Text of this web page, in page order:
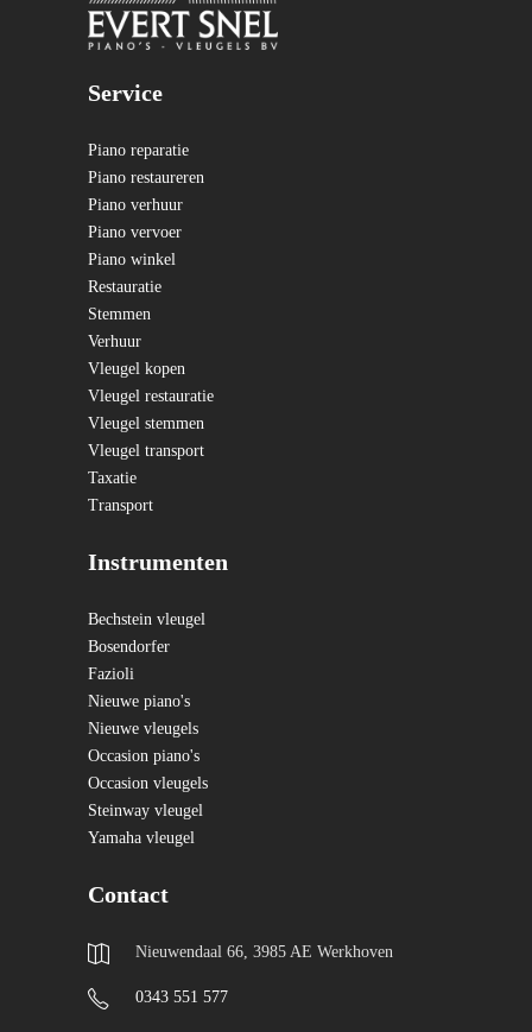
Service
Piano reparatie
Piano restaureren
Piano verhuur
Piano vervoer
Piano winkel
Restauratie
Stemmen
Verhuur
Vleugel kopen
Vleugel restauratie
Vleugel stemmen
Vleugel transport
Taxatie
Transport
Instrumenten
Bechstein vleugel
Bosendorfer
Fazioli
Nieuwe piano's
Nieuwe vleugels
Occasion piano's
Occasion vleugels
Steinway vleugel
Yamaha vleugel
Contact
Nieuwendaal 66, 3985 AE Werkhoven
0343 551 577